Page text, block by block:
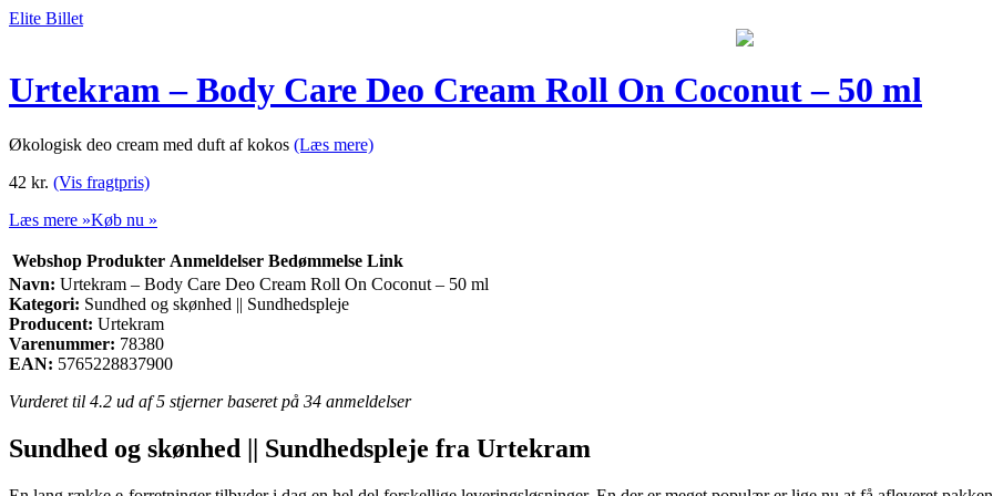
Elite Billet
Urtekram – Body Care Deo Cream Roll On Coconut – 50 ml
Økologisk deo cream med duft af kokos (Læs mere)
42 kr. (Vis fragtpris)
Læs mere »Køb nu »
Webshop Produkter Anmeldelser Bedømmelse Link
Navn: Urtekram – Body Care Deo Cream Roll On Coconut – 50 ml
Kategori: Sundhed og skønhed || Sundhedspleje
Producent: Urtekram
Varenummer: 78380
EAN: 5765228837900
Vurderet til 4.2 ud af 5 stjerner baseret på 34 anmeldelser
Sundhed og skønhed || Sundhedspleje fra Urtekram